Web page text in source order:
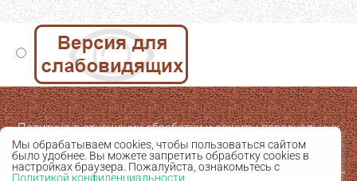
Политика в отношении обработки и защиты персональных
данных
Мы обрабатываем cookies, чтобы пользоваться сайтом
было удобнее. Вы можете запретить обработку cookies в
настройках браузера. Пожалуйста, ознакомьтесь с
Политикой конфиденциальности